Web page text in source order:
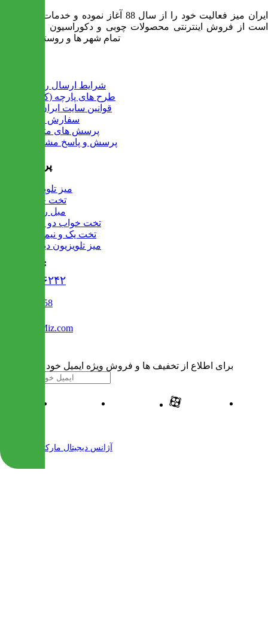
ایران میز فعالیت خود را از سال 88 آغاز نموده و خدمات آن عبارت
است از فروش اینترنتی محصولات چوبی و دکوراسیون و ارسال به
تمام شهر ها و روستاهای کشور
شرایط ارسال رایگان
طرح های پارچه (کالیته)
قوانین سایت ایران میز
سفارش عمده
پرسش های متداول
پرسش و پاسخ مشتریان
پرفروش ها
میز تلویزیون
تخت خواب
مبل راحتی
تخت خواب دو طبقه
تخت یک و نیم نفره
میز تلویزیون دیواری
تماس با ما :
۰۲۱۹۱۳۰۶۲۴۲
02122509458
Info@IranMiz.com
برای اطلاع از تخفیف ها و فروش ویژه ایمیل خود را وارد کنید
آژانس دیجیتال مارکتینگ مهرنت